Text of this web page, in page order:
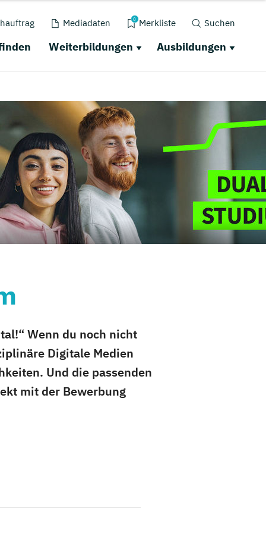
Mediadaten 0 Merkliste Suchen
Weiterbildungen Ausbildungen
Wenn du noch nicht
Digitale Medien
Und die passenden
mit der Bewerbung